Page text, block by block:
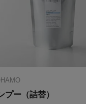
プー（詰替）